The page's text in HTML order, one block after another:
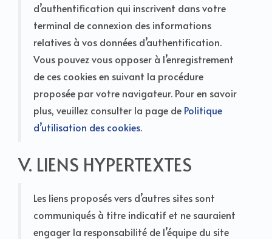
d’authentification qui inscrivent dans votre
terminal de connexion des informations
relatives à vos données d’authentification.
Vous pouvez vous opposer à l’enregistrement
de ces cookies en suivant la procédure
proposée par votre navigateur. Pour en savoir
plus, veuillez consulter la page de Politique
d’utilisation des cookies.
V. LIENS HYPERTEXTES
Les liens proposés vers d’autres sites sont
communiqués à titre indicatif et ne sauraient
engager la responsabilité de l’équipe du site